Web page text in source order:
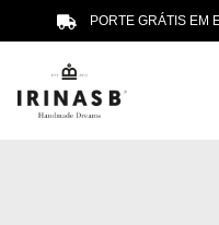
PORTE GRÁTIS EM